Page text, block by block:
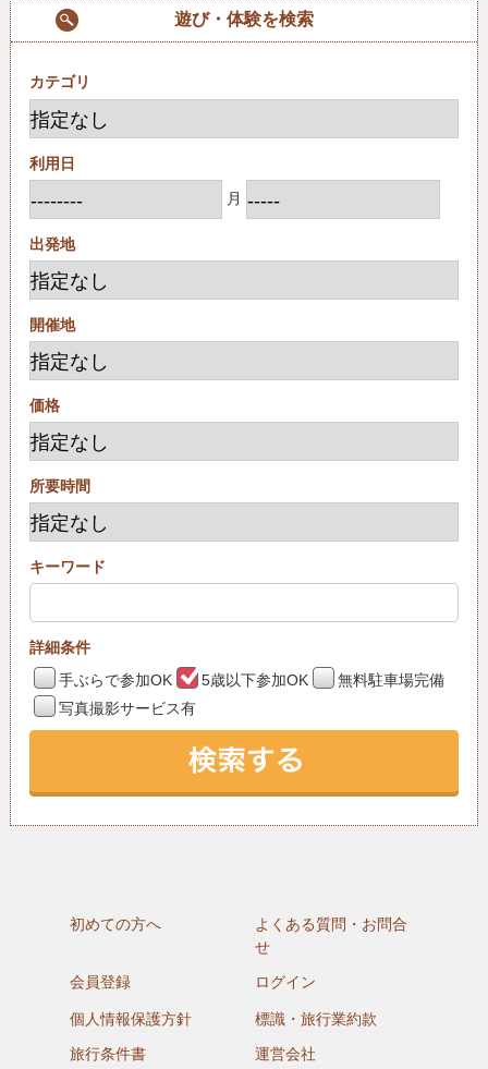
遊び・体験を検索
カテゴリ
利用日
月
出発地
開催地
価格
所要時間
キーワード
詳細条件
手ぶらで参加OK
5歳以下参加OK
無料駐車場完備
写真撮影サービス有
初めての方へ
よくある質問・お問合
せ
会員登録
ログイン
個人情報保護方針
標識・旅行業約款
旅行条件書
運営会社